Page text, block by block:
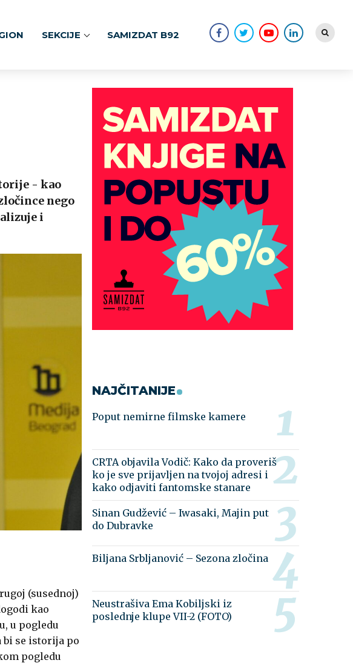
SEKCIJE SAMIZDAT B92
- kao
nego
i
(susednoj)
kao
u pogledu
bi se istorija po
pogledu
NAJČITANIJE
Poput nemirne filmske kamere
CRTA objavila Vodič: Kako da proveriš
ko je sve prijavljen na tvojoj adresi i
kako odjaviti fantomske stanare
Sinan Gudžević – Iwasaki, Majin put
do Dubravke
Biljana Srbljanović – Sezona zločina
Neustrašiva Ema Kobiljski iz
poslednje klupe VII-2 (FOTO)